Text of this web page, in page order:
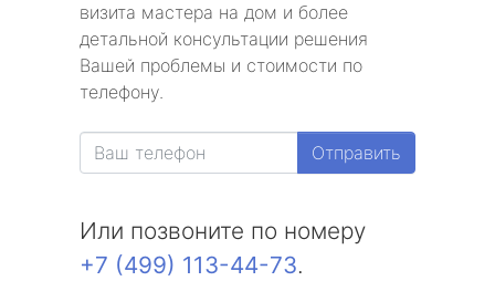
визита мастера на дом и более
детальной консультации решения
Вашей проблемы и стоимости по
телефону.
Отправить
Или позвоните по номеру
+7 (499) 113-44-73.